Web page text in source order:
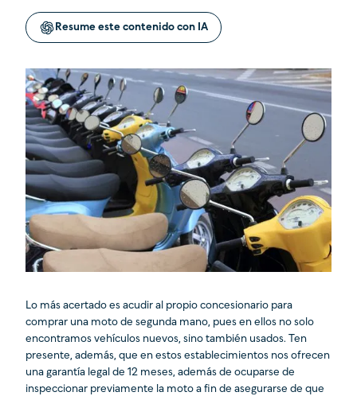
Resume este contenido con IA
Lo más acertado es acudir al propio concesionario para
comprar una moto de segunda mano, pues en ellos no solo
encontramos vehículos nuevos, sino también usados. Ten
presente, además, que en estos establecimientos nos ofrecen
una garantía legal de 12 meses, además de ocuparse de
inspeccionar previamente la moto a fin de asegurarse de que